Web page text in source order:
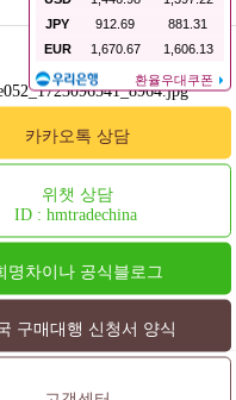
카카오톡 상담
위챗 상담
ID : hmtradechina
명차이나 공식블로그
구매대행 신청서 양식